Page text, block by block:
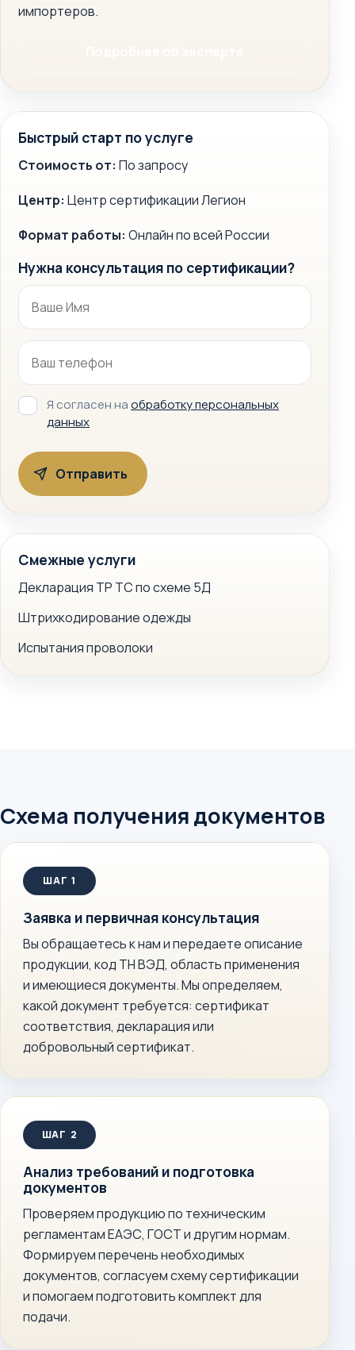
импортеров.
Быстрый старт по услуге
Стоимость от: По запросу
Центр: Центр сертификации Легион
Формат работы: Онлайн по всей России
Нужна консультация по сертификации?
Я согласен наобработку персональных
данных
Смежные услуги
Декларация ТР ТС по схеме 5Д
Штрихкодирование одежды
Испытания проволоки
Схема получения документов
Заявка и первичная консультация
Вы обращаетесь к нам и передаете описание
продукции, код ТН ВЭД, область применения
и имеющиеся документы. Мы определяем,
какой документ требуется: сертификат
соответствия, декларация или
добровольный сертификат.
Анализ требований и подготовка
документов
Проверяем продукцию по техническим
регламентам ЕАЭС, ГОСТ и другим нормам.
Формируем перечень необходимых
документов, согласуем схему сертификации
и помогаем подготовить комплект для
подачи.